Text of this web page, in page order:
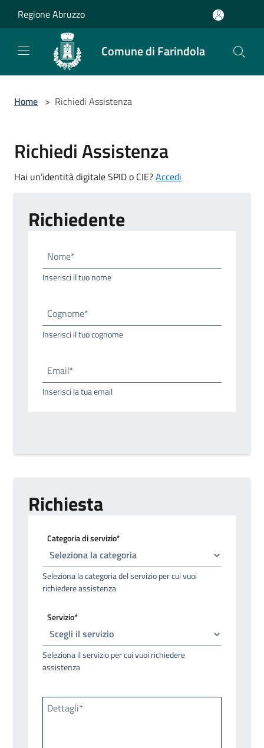
Regione Abruzzo
Comune di Farindola
Home > Richiedi Assistenza
Richiedi Assistenza
Hai un’identità digitale SPID o CIE?Accedi
Richiedente
Nome*
Inserisci il tuo nome
Cognome*
Inserisci il tuo cognome
Email*
Inserisci la tua email
Richiesta
Categoria di servizio*
Seleziona la categoria del servizio per cui vuoi
richiedere assistenza
Servizio*
Seleziona il servizio per cui vuoi richiedere
assistenza
Dettagli*